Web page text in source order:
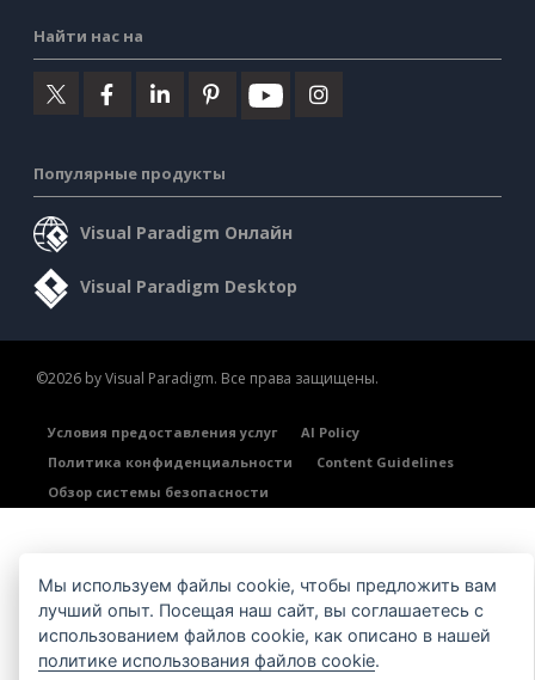
Найти нас на
Популярные продукты
Visual Paradigm Онлайн
Visual Paradigm Desktop
©2026 by Visual Paradigm. Все права защищены.
Условия предоставления услуг
AI Policy
Политика конфиденциальности
Content Guidelines
Обзор системы безопасности
Мы используем файлы cookie, чтобы предложить вам
лучший опыт. Посещая наш сайт, вы соглашаетесь с
использованием файлов cookie, как описано в нашей
политике использования файлов cookie.